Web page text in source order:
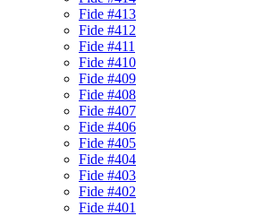
Fide #413
Fide #412
Fide #411
Fide #410
Fide #409
Fide #408
Fide #407
Fide #406
Fide #405
Fide #404
Fide #403
Fide #402
Fide #401